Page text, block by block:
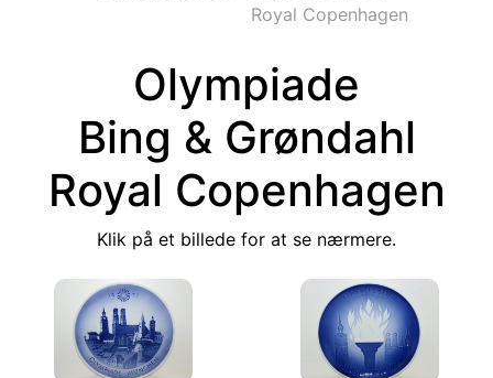
Royal Copenhagen
Olympiade
Bing & Grøndahl
Royal Copenhagen
Klik på et billede for at se nærmere.